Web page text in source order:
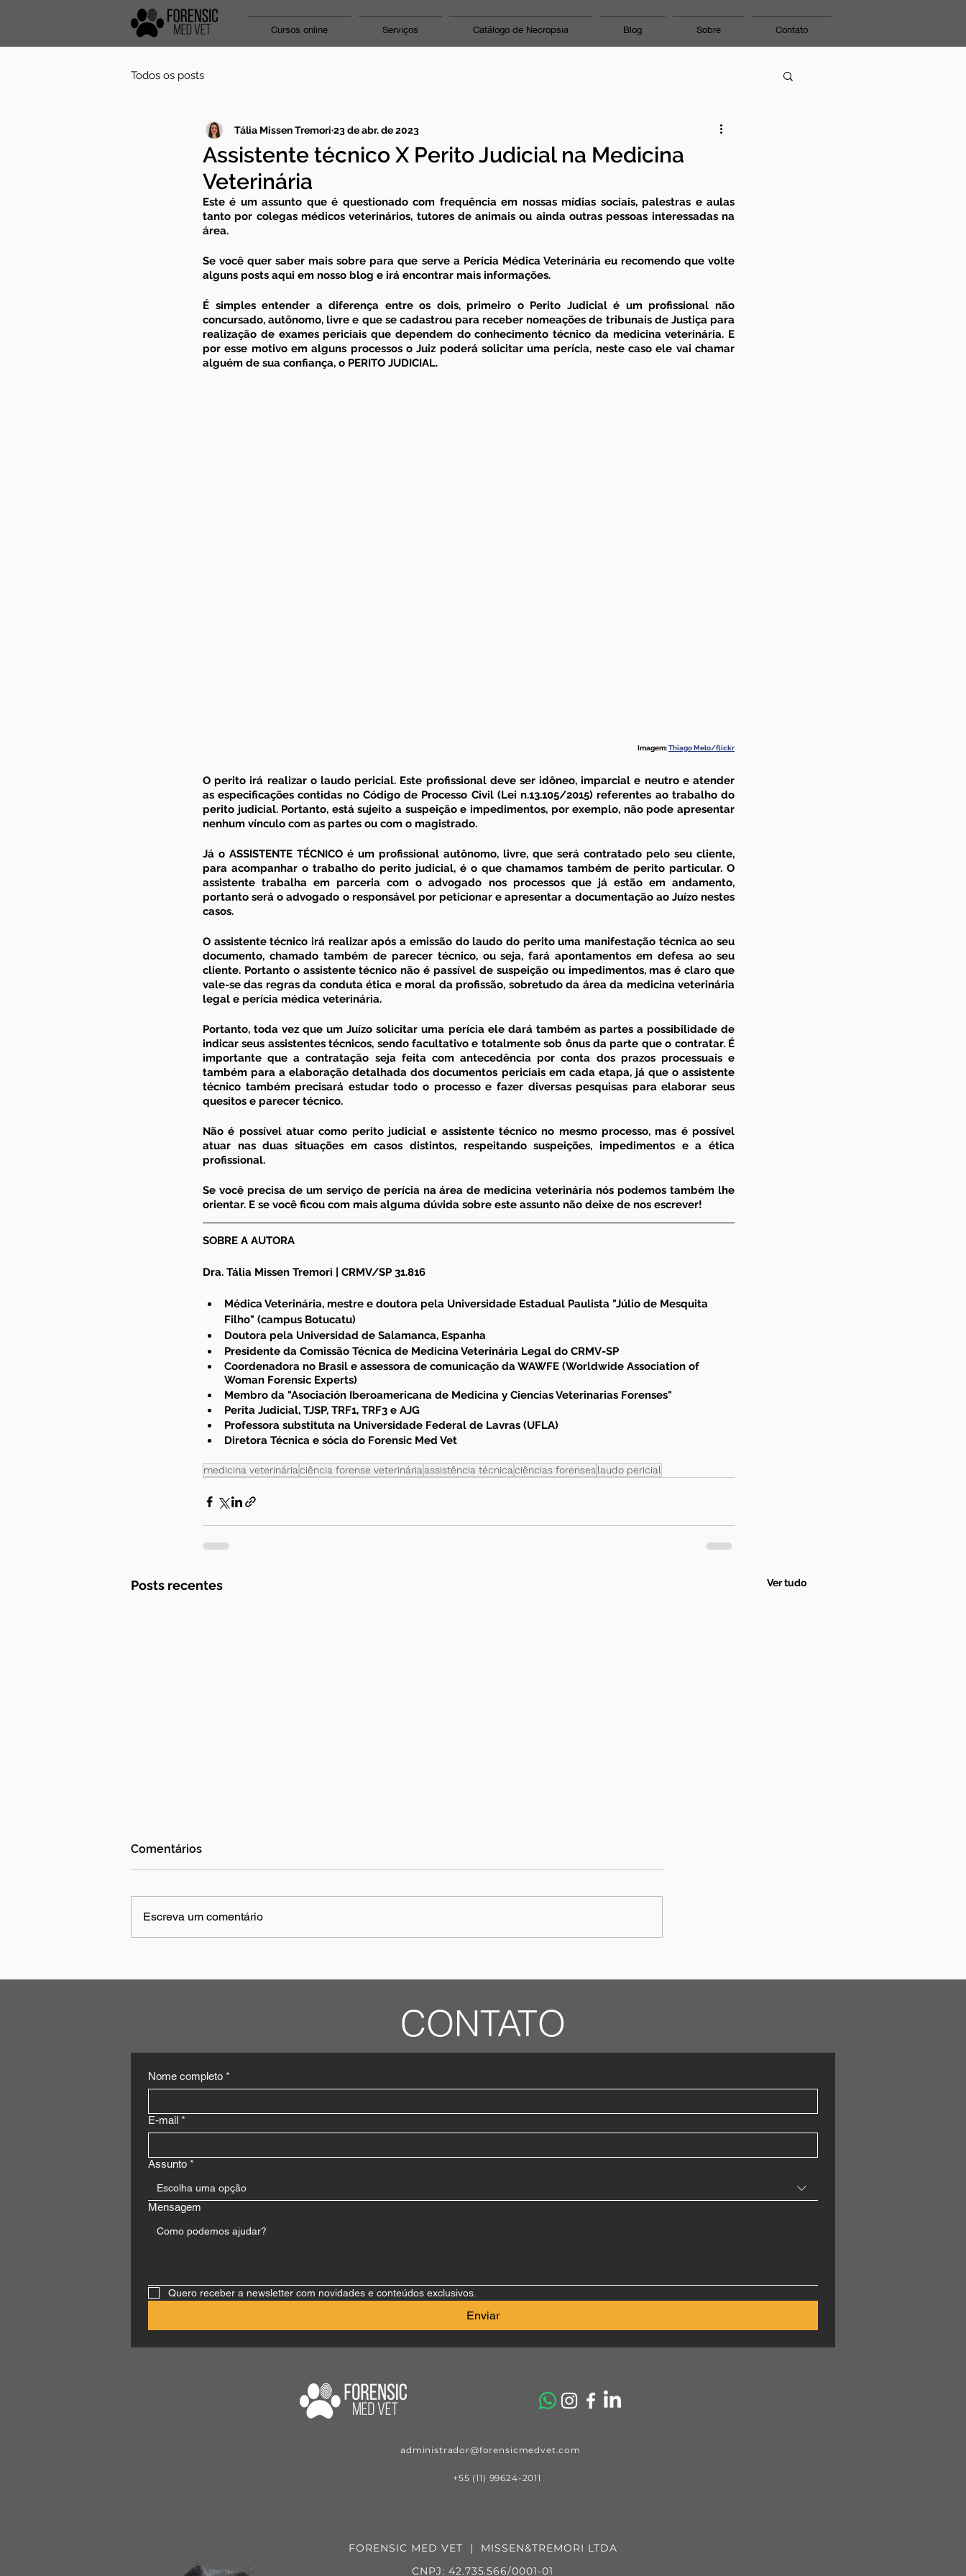
Cursos online Serviços Catálogo de Necropsia Blog Sobre Contato
Todos os posts
Assistente técnico X Perito Judicial na Medicina
Veterinária
Tália Missen Tremori 23 de abr. de 2023
Este é um assunto que é questionado com frequência em nossas mídias sociais, palestras e aulas
tanto por colegas médicos veterinários, tutores de animais ou ainda outras pessoas interessadas na
área.
Se você quer saber mais sobre para que serve a Perícia Médica Veterinária eu recomendo que volte
alguns posts aqui em nosso blog e irá encontrar mais informações.
É simples entender a diferença entre os dois, primeiro o Perito Judicial é um profissional não
concursado, autônomo, livre e que se cadastrou para receber nomeações de tribunais de Justiça para
realização de exames periciais que dependem do conhecimento técnico da medicina veterinária. E
por esse motivo em alguns processos o Juiz poderá solicitar uma perícia, neste caso ele vai chamar
alguém de sua confiança, o PERITO JUDICIAL.
Imagem: Thiago Melo/flickr
O perito irá realizar o laudo pericial. Este profissional deve ser idôneo, imparcial e neutro e atender
as especificações contidas no Código de Processo Civil (Lei n.13.105/2015) referentes ao trabalho do
perito judicial. Portanto, está sujeito a suspeição e impedimentos, por exemplo, não pode apresentar
nenhum vínculo com as partes ou com o magistrado.
Já o ASSISTENTE TÉCNICO é um profissional autônomo, livre, que será contratado pelo seu cliente,
para acompanhar o trabalho do perito judicial, é o que chamamos também de perito particular. O
assistente trabalha em parceria com o advogado nos processos que já estão em andamento,
portanto será o advogado o responsável por peticionar e apresentar a documentação ao Juízo nestes
casos.
O assistente técnico irá realizar após a emissão do laudo do perito uma manifestação técnica ao seu
documento, chamado também de parecer técnico, ou seja, fará apontamentos em defesa ao seu
cliente. Portanto o assistente técnico não é passível de suspeição ou impedimentos, mas é claro que
vale-se das regras da conduta ética e moral da profissão, sobretudo da área da medicina veterinária
legal e perícia médica veterinária.
Portanto, toda vez que um Juízo solicitar uma perícia ele dará também as partes a possibilidade de
indicar seus assistentes técnicos, sendo facultativo e totalmente sob ônus da parte que o contratar. É
importante que a contratação seja feita com antecedência por conta dos prazos processuais e
também para a elaboração detalhada dos documentos periciais em cada etapa, já que o assistente
técnico também precisará estudar todo o processo e fazer diversas pesquisas para elaborar seus
quesitos e parecer técnico.
Não é possível atuar como perito judicial e assistente técnico no mesmo processo, mas é possível
atuar nas duas situações em casos distintos, respeitando suspeições, impedimentos e a ética
profissional.
Se você precisa de um serviço de perícia na área de medicina veterinária nós podemos também lhe
orientar. E se você ficou com mais alguma dúvida sobre este assunto não deixe de nos escrever!
SOBRE A AUTORA
Dra. Tália Missen Tremori | CRMV/SP 31.816
Médica Veterinária, mestre e doutora pela Universidade Estadual Paulista "Júlio de Mesquita
Filho" (campus Botucatu)
Doutora pela Universidad de Salamanca, Espanha
Presidente da Comissão Técnica de Medicina Veterinária Legal do CRMV-SP
Coordenadora no Brasil e assessora de comunicação da WAWFE (Worldwide Association of
Woman Forensic Experts)
Membro da "Asociación Iberoamericana de Medicina y Ciencias Veterinarias Forenses"
Perita Judicial, TJSP, TRF1, TRF3 e AJG
Professora substituta na Universidade Federal de Lavras (UFLA)
Diretora Técnica e sócia do Forensic Med Vet
medicina veterináriaciência forense veterináriaassistência técnicaciências forenseslaudo pericial
Posts recentes Ver tudo
médico veterinário no
Comentários
Escreva um comentário
CONTATO
Nome completo *
E-mail *
Assunto *
Escolha uma opção
Mensagem
Quero receber a newsletter com novidades e conteúdos exclusivos.
Enviar
administrador@forensicmedvet.com
+55 (11) 99624-2011
FORENSIC MED VET | MISSEN&TREMORI LTDA
CNPJ: 42.735.566/0001-01